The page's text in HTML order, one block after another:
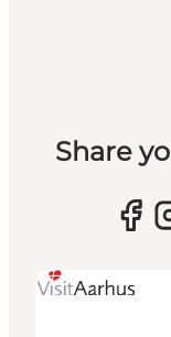
Share